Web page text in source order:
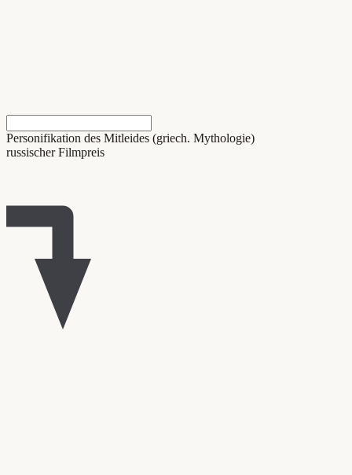
Personifikation des Mitleides (griech. Mythologie)
russischer Filmpreis